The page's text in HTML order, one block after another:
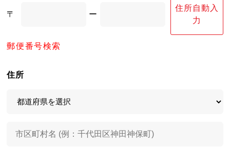
〒 ー
住所自動入
力
郵便番号検索
住所